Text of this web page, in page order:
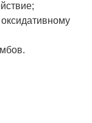
оксидативному